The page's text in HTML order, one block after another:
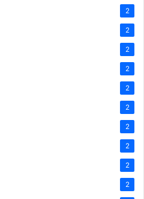
2
2
2
2
2
2
2
2
2
2